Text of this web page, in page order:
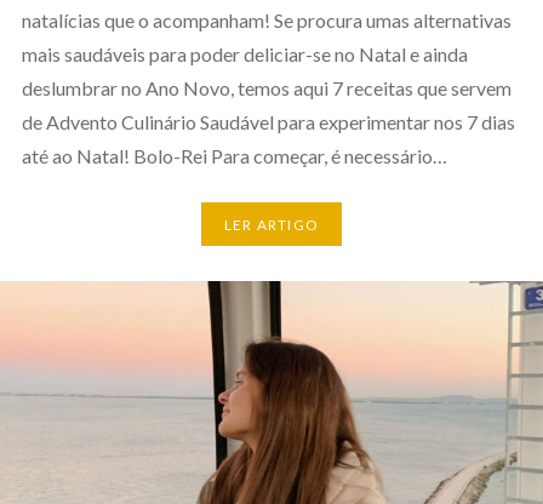
natalícias que o acompanham! Se procura umas alternativas
mais saudáveis para poder deliciar-se no Natal e ainda
deslumbrar no Ano Novo, temos aqui 7 receitas que servem
de Advento Culinário Saudável para experimentar nos 7 dias
até ao Natal! Bolo-Rei Para começar, é necessário…
LER ARTIGO